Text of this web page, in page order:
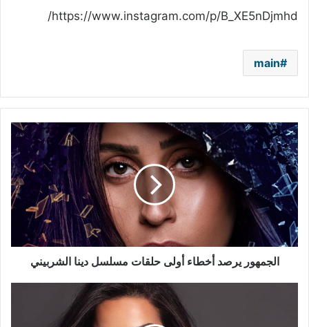
https://www.instagram.com/p/B_XE5nDjmhd/
main
الجمهور
يرصد
أخطاء
أولى
حلقات
مسلسل
دينا
الشربيني
الجمهور يرصد أخطاء أولى حلقات مسلسل دينا الشربيني